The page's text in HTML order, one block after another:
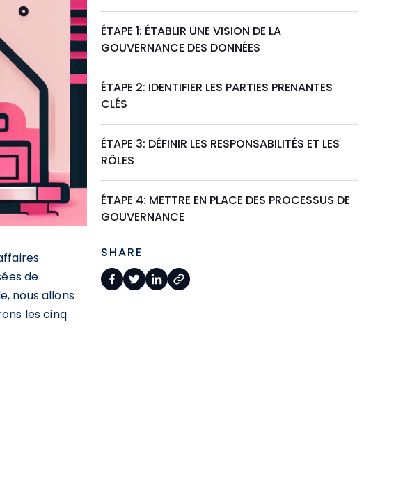
de
nous allons
les cinq
ÉTAPE 1: ÉTABLIR UNE VISION DE LA
GOUVERNANCE DES DONNÉES
ÉTAPE 2: IDENTIFIER LES PARTIES PRENANTES
CLÉS
ÉTAPE 3: DÉFINIR LES RESPONSABILITÉS ET LES
RÔLES
ÉTAPE 4: METTRE EN PLACE DES PROCESSUS DE
GOUVERNANCE
SHARE